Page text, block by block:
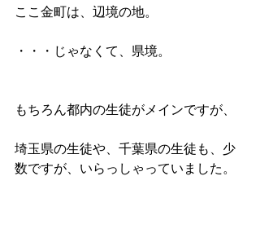
ここ金町は、辺境の地。
・・・じゃなくて、県境。
もちろん都内の生徒がメインですが、
埼玉県の生徒や、千葉県の生徒も、少
数ですが、いらっしゃっていました。